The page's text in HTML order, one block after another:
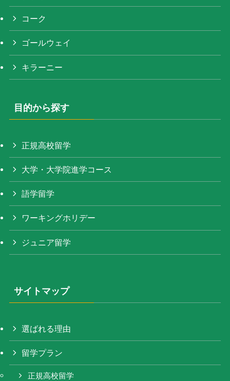
コーク
ゴールウェイ
キラーニー
目的から探す
正規高校留学
大学・大学院進学コース
語学留学
ワーキングホリデー
ジュニア留学
サイトマップ
選ばれる理由
留学プラン
正規高校留学